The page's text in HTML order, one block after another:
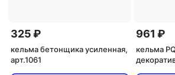
325 ₽
кельма бетонщика усиленная,
арт.1061
961 ₽
кельма